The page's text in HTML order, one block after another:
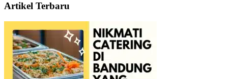
Artikel Terbaru